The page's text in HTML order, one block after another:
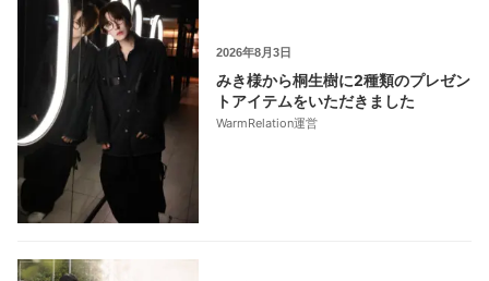
2026年8月3日
みき様から桐生樹に2種類のプレゼン
トアイテムをいただきました
WarmRelation運営